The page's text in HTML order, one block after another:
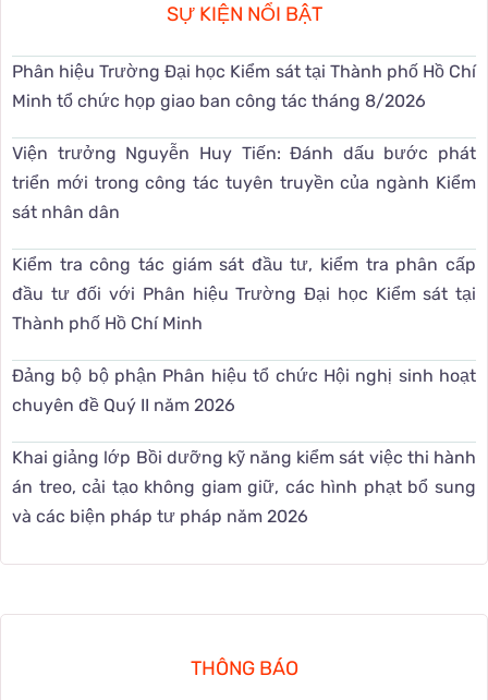
SỰ KIỆN NỔI BẬT
Phân hiệu Trường Đại học Kiểm sát tại Thành phố Hồ Chí
Minh tổ chức họp giao ban công tác tháng 8/2026
Viện trưởng Nguyễn Huy Tiến: Đánh dấu bước phát
triển mới trong công tác tuyên truyền của ngành Kiểm
sát nhân dân
Kiểm tra công tác giám sát đầu tư, kiểm tra phân cấp
đầu tư đối với Phân hiệu Trường Đại học Kiểm sát tại
Thành phố Hồ Chí Minh
Đảng bộ bộ phận Phân hiệu tổ chức Hội nghị sinh hoạt
chuyên đề Quý II năm 2026
Khai giảng lớp Bồi dưỡng kỹ năng kiểm sát việc thi hành
án treo, cải tạo không giam giữ, các hình phạt bổ sung
và các biện pháp tư pháp năm 2026
THÔNG BÁO